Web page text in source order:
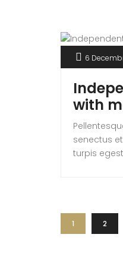
6
with
senectus
turpis
amet est
Vestibulum
1 2